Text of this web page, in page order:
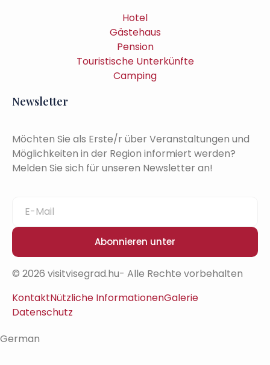
Hotel
Gästehaus
Pension
Touristische Unterkünfte
Camping
Newsletter
Möchten Sie als Erste/r über Veranstaltungen und
Möglichkeiten in der Region informiert werden?
Melden Sie sich für unseren Newsletter an!
Abonnieren unter
© 2026 visitvisegrad.hu- Alle Rechte vorbehalten
KontaktNützliche InformationenGalerie
Datenschutz
German